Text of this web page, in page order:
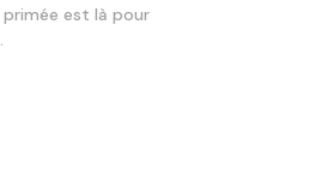
est là pour